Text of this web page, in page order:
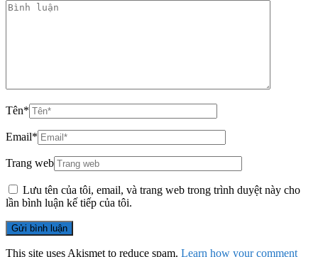
Tên*
Email*
Trang web
Lưu tên của tôi, email, và trang web trong trình duyệt này cho
lần bình luận kế tiếp của tôi.
This site uses Akismet to reduce spam. Learn how your comment